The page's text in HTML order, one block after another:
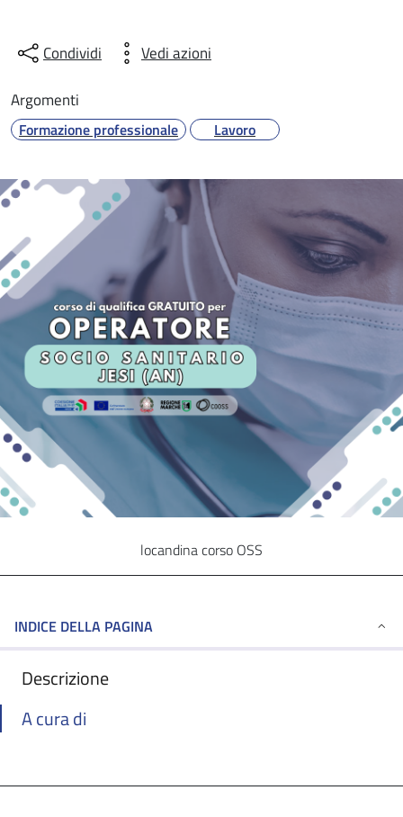
Condividi Vedi azioni
Argomenti
Formazione professionale Lavoro
locandina corso OSS
INDICE DELLA PAGINA
Descrizione
A cura di